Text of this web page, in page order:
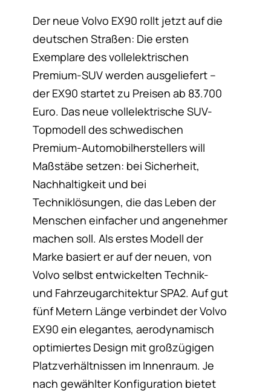
Der neue Volvo EX90 rollt jetzt auf die
deutschen Straßen: Die ersten
Exemplare des vollelektrischen
Premium-SUV werden ausgeliefert –
der EX90 startet zu Preisen ab 83.700
Euro. Das neue vollelektrische SUV-
Topmodell des schwedischen
Premium-Automobilherstellers will
Maßstäbe setzen: bei Sicherheit,
Nachhaltigkeit und bei
Techniklösungen, die das Leben der
Menschen einfacher und angenehmer
machen soll. Als erstes Modell der
Marke basiert er auf der neuen, von
Volvo selbst entwickelten Technik-
und Fahrzeugarchitektur SPA2. Auf gut
fünf Metern Länge verbindet der Volvo
EX90 ein elegantes, aerodynamisch
optimiertes Design mit großzügigen
Platzverhältnissen im Innenraum. Je
nach gewählter Konfiguration bietet